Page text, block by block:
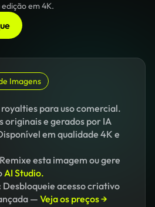
em 4K.
Imagens
para uso comercial.
originais e gerados por IA
em qualidade 4K e
Remixe esta imagem ou gere
AI Studio.
Desbloqueie acesso criativo
— Veja os preços →